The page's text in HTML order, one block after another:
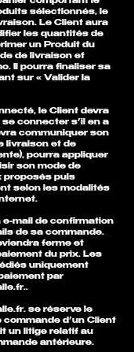
sélectionnés, le
Le Client aura
les quantités de
un Produit du
de livraison et
Il pourra finaliser sa
sur « Valider la
le Client devra
connecter s’il en a
communiquer son
livraison et de
pourra appliquer
son mode de
proposés puis
selon les modalités
e-mail de confirmation
de sa commande.
ferme et
du prix. Les
uniquement
par
..
. se réserve le
commande d’un Client
un litige relatif au
antérieure.